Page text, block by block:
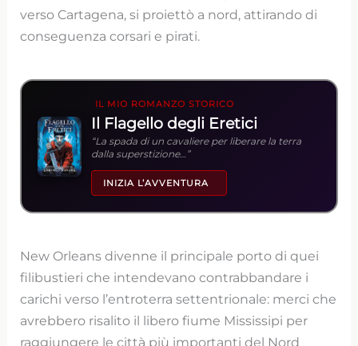
verso Cartagena, si proiettò a nord, attirando di
conseguenza corsari e pirati.
IL MIO ROMANZO STORICO
Il Flagello degli Eretici
“La spada di un cavaliere per liberare la terra
dalla superstizione…”
INIZIA L’AVVENTURA
New Orleans divenne il principale porto di quei
filibustieri che intendevano contrabbandare i
carichi verso l’entroterra settentrionale: merci che
avrebbero risalito il libero fiume Mississipi per
raggiungere le città più importanti del Nord